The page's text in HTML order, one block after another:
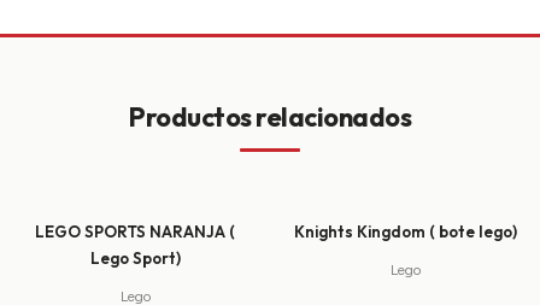
Productos relacionados
LEGO SPORTS NARANJA (
Lego Sport)
Lego
Knights Kingdom ( bote lego)
Lego